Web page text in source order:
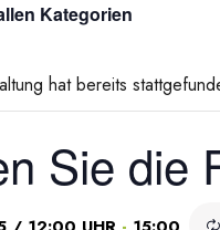
Kategorien
hat bereits
Sie die